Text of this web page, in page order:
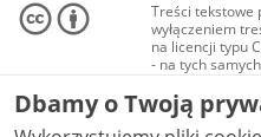
Treści tekstowe
wyłączeniem
na licencji typu
- na tych
Materiały
audio i wideo,
Creative
Dbamy o Twoją